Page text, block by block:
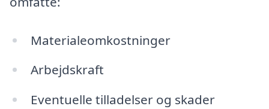
Materialeomkostninger
Arbejdskraft
Eventuelle tilladelser og skader